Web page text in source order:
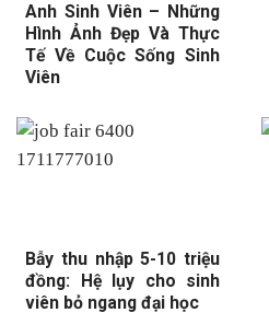
Anh Sinh Viên – Những
Hình Ảnh Đẹp Và Thực
Tế Về Cuộc Sống Sinh
Viên
Bẫy thu nhập 5-10 triệu
đồng: Hệ lụy cho sinh
viên bỏ ngang đại học